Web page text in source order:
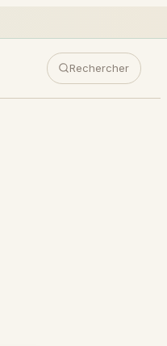
Rechercher